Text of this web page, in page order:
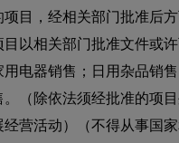
项目，经相关部门批准后
以相关部门批准文件或
用电器销售；日用杂品销
（除依法须经批准的项
营活动）（不得从事国